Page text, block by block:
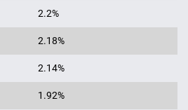
2.2%
2.18%
2.14%
1.92%